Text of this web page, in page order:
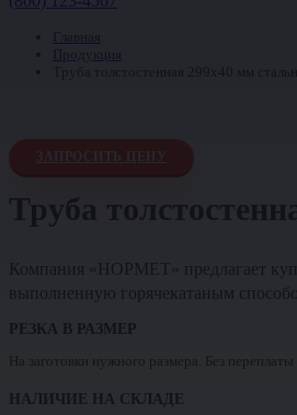
ЗАПРОСИТЬ ЦЕНУ
Труба
Компания «НОРМЕТ» предлагает
выполненную горячекатаным
РЕЗКА В РАЗМЕР
На заготовки нужного размера. Без
НАЛИЧИЕ НА СКЛАДЕ